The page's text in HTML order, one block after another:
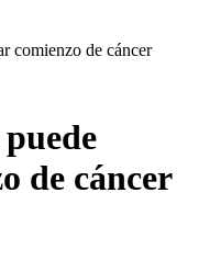
comienzo de cáncer
de cáncer